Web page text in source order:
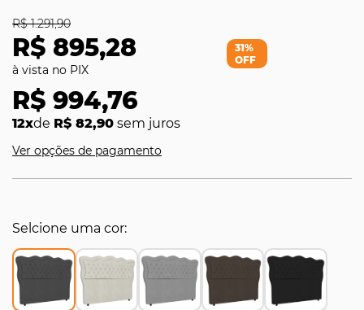
R$ 895,28
R$ 1.291,90
R$ 994,76
12xde R$ 82,90 sem juros
31%
OFF
Ver opções de pagamento
Selcione uma cor